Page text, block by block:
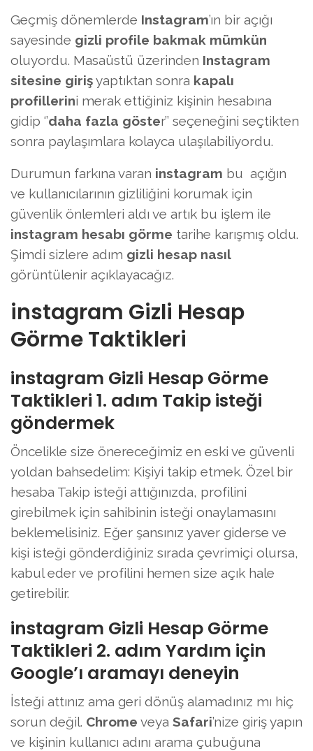
Geçmiş dönemlerde Instagram’ın bir açığı
sayesinde gizli profile bakmak mümkün
oluyordu. Masaüstü üzerinden Instagram
sitesine girişyaptıktan sonra kapalı
profillerini merak ettiğiniz kişinin hesabına
gidip ‘’daha fazla göster’’ seçeneğini seçtikten
sonra paylaşımlara kolayca ulaşılabiliyordu.
Durumun farkına varan instagram bu açığın
ve kullanıcılarının gizliliğini korumak için
güvenlik önlemleri aldı ve artık bu işlem ile
instagram hesabı görme tarihe karışmış oldu.
Şimdi sizlere adım gizli hesap nasıl
görüntülenir açıklayacağız.
instagram Gizli Hesap
Görme Taktikleri
instagram Gizli Hesap Görme
Taktikleri 1. adım Takip isteği
göndermek
Öncelikle size önereceğimiz en eski ve güvenli
yoldan bahsedelim: Kişiyi takip etmek. Özel bir
hesaba Takip isteği attığınızda, profilini
girebilmek için sahibinin isteği onaylamasını
beklemelisiniz. Eğer şansınız yaver giderse ve
kişi isteği gönderdiğiniz sırada çevrimiçi olursa,
kabul eder ve profilini hemen size açık hale
getirebilir.
instagram Gizli Hesap Görme
Taktikleri 2. adım Yardım için
Google’ı aramayı deneyin
İsteği attınız ama geri dönüş alamadınız mı hiç
sorun değil. Chrome veya Safari’nize giriş yapın
ve kişinin kullanıcı adını arama çubuğuna